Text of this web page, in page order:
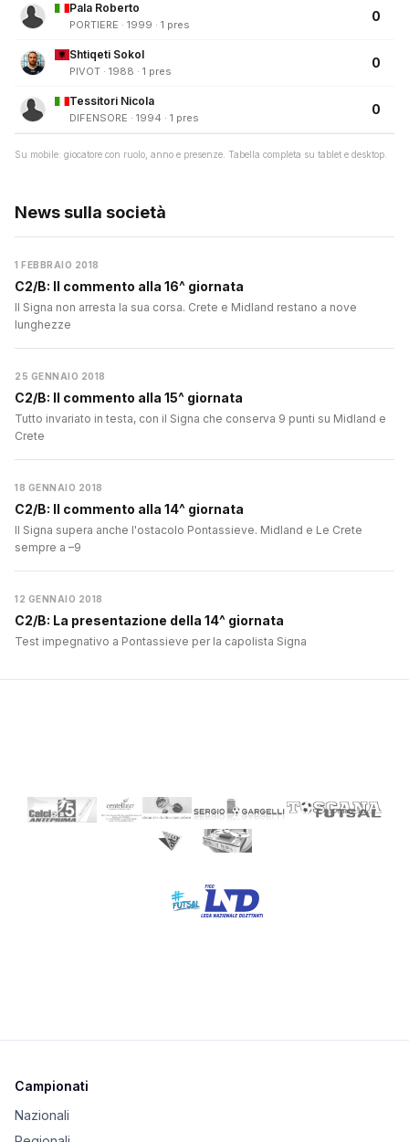
Pala Roberto
PORTIERE · 1999 · 1 pres
0
Shtiqeti Sokol
PIVOT · 1988 · 1 pres
0
Tessitori Nicola
DIFENSORE · 1994 · 1 pres
0
Su mobile: giocatore con ruolo, anno e presenze. Tabella completa su tablet e desktop.
News sulla società
1 FEBBRAIO 2018
C2/B: Il commento alla 16^ giornata
Il Signa non arresta la sua corsa. Crete e Midland restano a nove
lunghezze
25 GENNAIO 2018
C2/B: Il commento alla 15^ giornata
Tutto invariato in testa, con il Signa che conserva 9 punti su Midland e
Crete
18 GENNAIO 2018
C2/B: Il commento alla 14^ giornata
Il Signa supera anche l'ostacolo Pontassieve. Midland e Le Crete
sempre a –9
12 GENNAIO 2018
C2/B: La presentazione della 14^ giornata
Test impegnativo a Pontassieve per la capolista Signa
Campionati
Nazionali